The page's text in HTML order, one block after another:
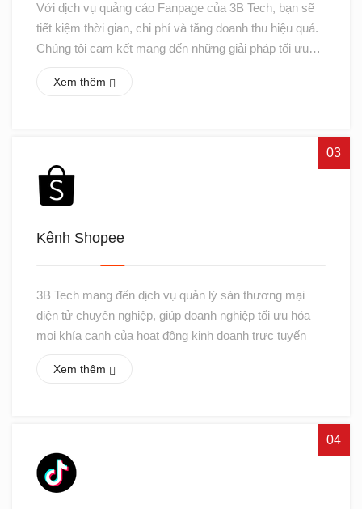
Với dịch vụ quảng cáo Fanpage của 3B Tech, bạn sẽ
tiết kiệm thời gian, chi phí và tăng doanh thu hiệu quả.
Chúng tôi cam kết mang đến những giải pháp tối ưu
Xem thêm
03
Kênh Shopee
3B Tech mang đến dịch vụ quản lý sàn thương mại
điện tử chuyên nghiệp, giúp doanh nghiệp tối ưu hóa
mọi khía cạnh của hoạt động kinh doanh trực tuyến
Xem thêm
04